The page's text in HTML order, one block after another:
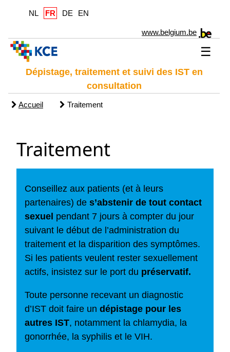
NL FR DE EN
www.belgium.be
☰
Dépistage, traitement et suivi des IST en
consultation
Accueil Traitement
Traitement
Conseillez aux patients (et à leurs
partenaires) de s’abstenir de tout contact
sexuel pendant 7 jours à compter du jour
suivant le début de l’administration du
traitement et la disparition des symptômes.
Si les patients veulent rester sexuellement
actifs, insistez sur le port du préservatif.
Toute personne recevant un diagnostic
d’IST doit faire un dépistage pour les
autres IST, notamment la chlamydia, la
gonorrhée, la syphilis et le VIH.